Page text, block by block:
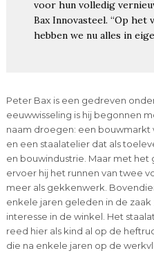
voor hun volledig
Bax Innovasteel. “Op het
hebben we nu alles in
Peter Bax is een gedreven
eeuwwisseling is hij begonnen
naam droegen: een
en een staalatelier dat als
en bouwindustrie. Maar met het
ervoer hij het runnen van twee
meer als gekkenwerk.
enkele jaren geleden in de
interesse in de winkel. Het
reed hier als kind al op de
die na enkele jaren op de